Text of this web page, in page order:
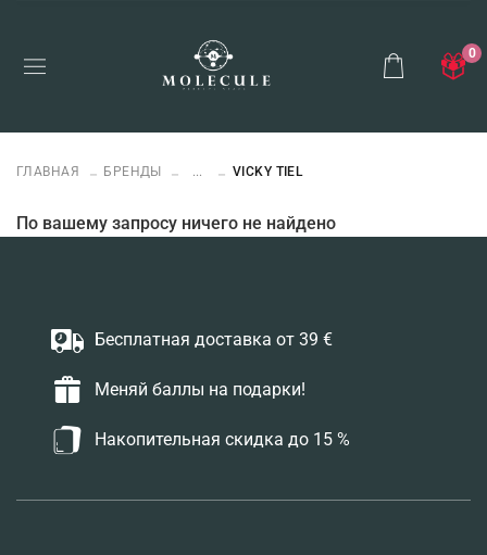
0
ГЛАВНАЯ БРЕНДЫ ... VICKY TIEL
По вашему запросу ничего не найдено
Бесплатная доставка от 39 €
Меняй баллы на подарки!
Накопительная скидка до 15 %